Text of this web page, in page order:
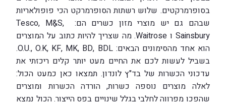
בסופרמרקטים. שלוש רשתות הסופרמרקט הכי פופולאריות
שבהם גם יש מוצרי מזון כשרים הם: Tesco, Mַ&S,
Sainsbury ו Waitrose. מה שצריך להיות כתוב על המוצרים
הוא אחד מהסימונים הבאים: O.U., O.K, KF, MK, BD, BDL.
בשביל לעשות לכם את החיים מעט יותר קלים ריכזתי את
עדכוני הכשרות של בד"ץ לונדון. תמצאו כאן כמעט הכול:
לאלה מוצרים נוספה כשרות, הורדה הכשרות ומוצרים
שהפכו מפרווה לחלבי בגלל שינויים בפס הייצור. הכול נמצא